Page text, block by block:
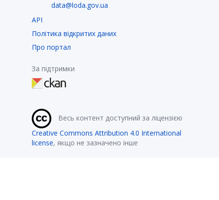
data@loda.gov.ua
API
Політика відкритих даних
Про портал
За підтримки
Весь контент доступний за ліцензією
Creative Commons Attribution 4.0 International
license, якщо не зазначено інше